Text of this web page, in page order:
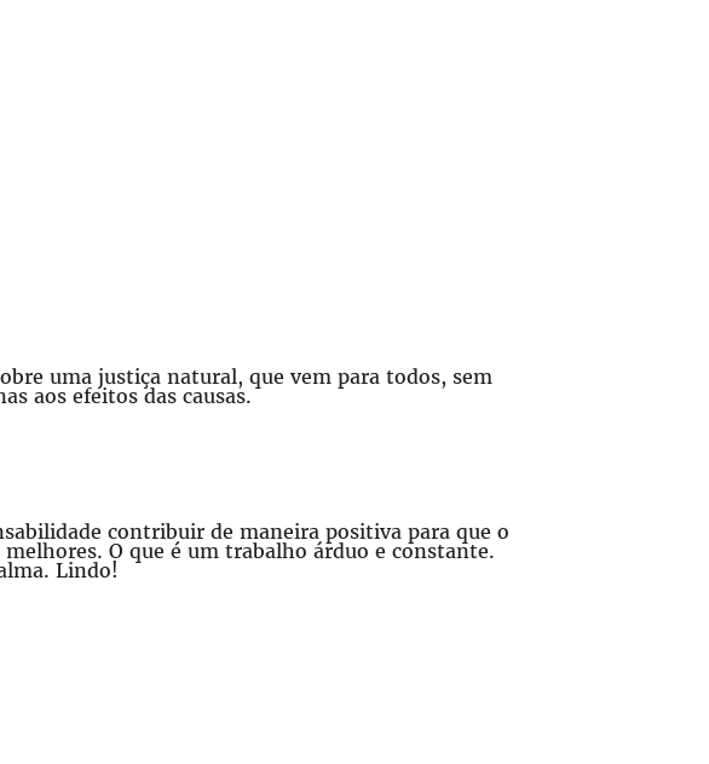
uma justiça natural, que vem para todos, sem
aos efeitos das causas.
contribuir de maneira positiva para que o
O que é um trabalho árduo e constante.
Lindo!